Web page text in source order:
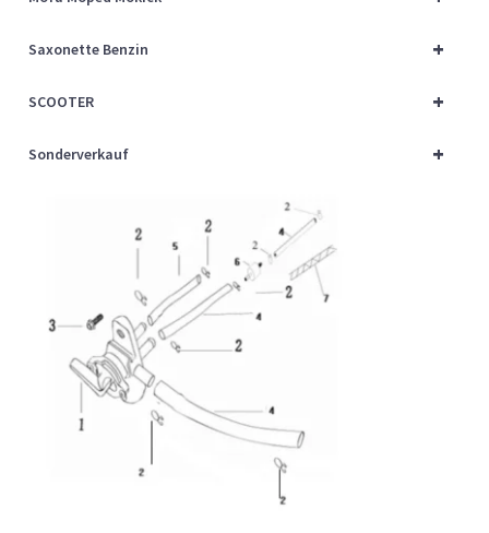
+
Saxonette Benzin
+
SCOOTER
+
Sonderverkauf